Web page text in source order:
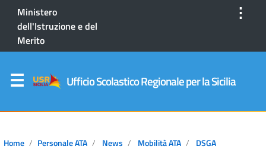
Ministero
dell'Istruzione e del
Merito
⋮
Ufficio Scolastico Regionale per la Sicilia
Home Personale ATA News Mobilità ATA DSGA